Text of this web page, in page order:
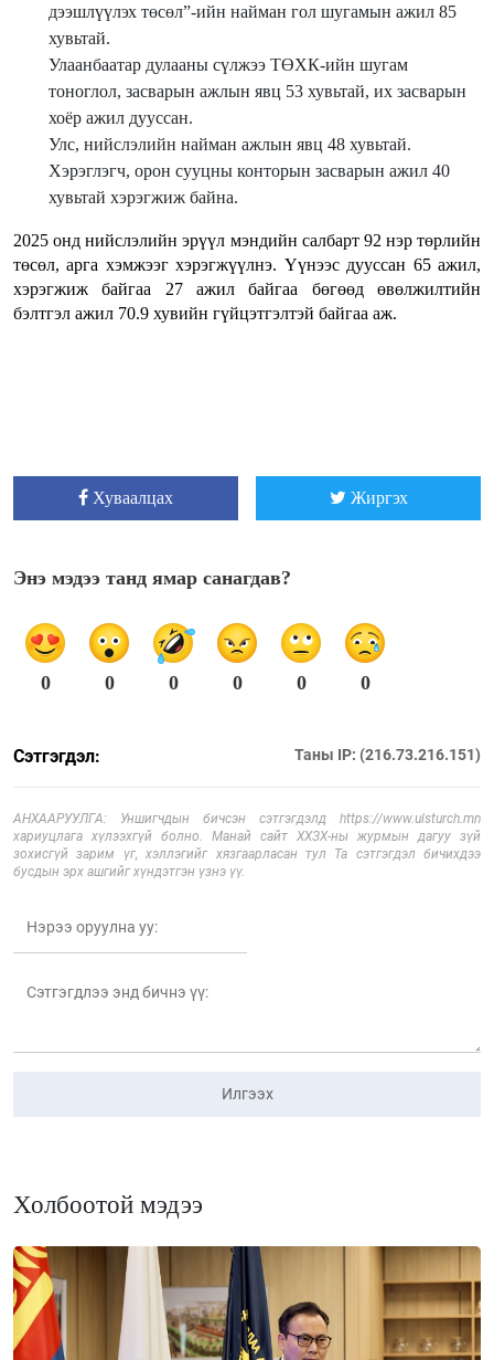
дээшлүүлэх төсөл”-ийн найман гол шугамын ажил 85
хувьтай.
Улаанбаатар дулааны сүлжээ ТӨХК-ийн шугам
тоноглол, засварын ажлын явц 53 хувьтай, их засварын
хоёр ажил дууссан.
Улс, нийслэлийн найман ажлын явц 48 хувьтай.
Хэрэглэгч, орон сууцны конторын засварын ажил 40
хувьтай хэрэгжиж байна.
2025 онд нийслэлийн эрүүл мэндийн салбарт 92 нэр төрлийн
төсөл, арга хэмжээг хэрэгжүүлнэ. Үүнээс дууссан 65 ажил,
хэрэгжиж байгаа 27 ажил байгаа бөгөөд өвөлжилтийн
бэлтгэл ажил 70.9 хувийн гүйцэтгэлтэй байгаа аж.
Хуваалцах Жиргэх
Энэ мэдээ танд ямар санагдав?
0 0 0 0 0 0
Сэтгэгдэл: Таны IP: (216.73.216.151)
АНХААРУУЛГА: Уншигчдын бичсэн сэтгэгдэлд https://www.ulsturch.mn
хариуцлага хүлээхгүй болно. Манай сайт ХХЗХ-ны журмын дагуу зүй
зохисгүй зарим үг, хэллэгийг хязгаарласан тул Та сэтгэгдэл бичихдээ
бусдын эрх ашгийг хүндэтгэн үзнэ үү.
Илгээх
Холбоотой мэдээ